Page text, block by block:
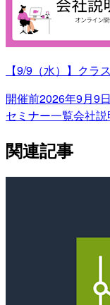
【9/9（水）】クラ
開催前2026年9月9
セミナー一覧会社
関連記事